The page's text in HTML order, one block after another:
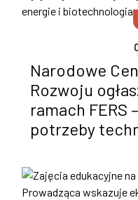
Narodowe
Rozwoju
ramach FERS
potrzeby